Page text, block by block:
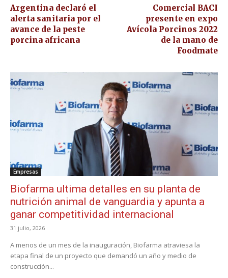
Argentina declaró el
alerta sanitaria por el
avance de la peste
porcina africana
Comercial BACI
presente en expo
Avícola Porcinos 2022
de la mano de
Foodmate
Empresas
Biofarma ultima detalles en su planta de
nutrición animal de vanguardia y apunta a
ganar competitividad internacional
31 julio, 2026
A menos de un mes de la inauguración, Biofarma atraviesa la
etapa final de un proyecto que demandó un año y medio de
construcción...